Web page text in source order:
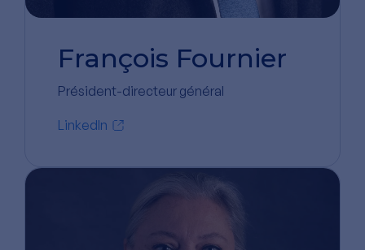
François Fournier
Président-directeur général
LinkedIn